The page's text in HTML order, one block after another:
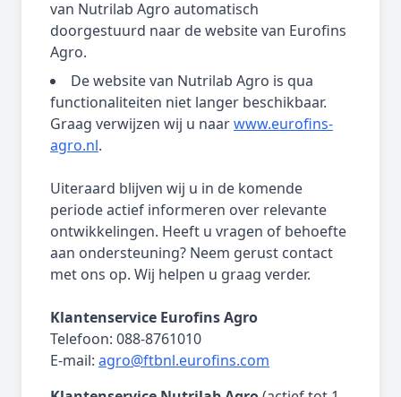
van Nutrilab Agro automatisch
doorgestuurd naar de website van Eurofins
Agro.
De website van Nutrilab Agro is qua
functionaliteiten niet langer beschikbaar.
Graag verwijzen wij u naarwww.eurofins-
agro.nl.
Uiteraard blijven wij u in de komende
periode actief informeren over relevante
ontwikkelingen. Heeft u vragen of behoefte
aan ondersteuning? Neem gerust contact
met ons op. Wij helpen u graag verder.
Klantenservice Eurofins Agro
Telefoon: 088-8761010
E-mail: agro@ftbnl.eurofins.com